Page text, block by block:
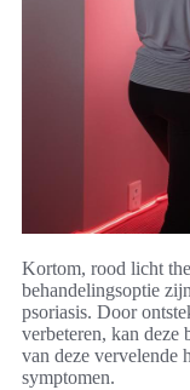
Kortom, rood licht
behandelingsoptie
psoriasis. Door
verbeteren, kan deze
van deze vervelende
symptomen.